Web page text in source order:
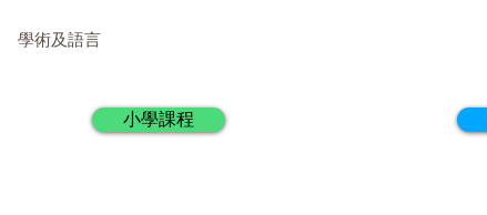
學術及語言
小學課程